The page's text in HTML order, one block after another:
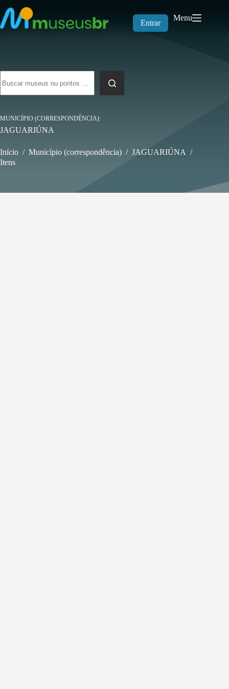
para
o
conteúdo
Entrar
Menu
resultados
MUNICÍPIO (CORRESPONDÊNCIA)
JAGUARIÚNA
Início / Município (correspondência) / JAGUARIÚNA /
Itens